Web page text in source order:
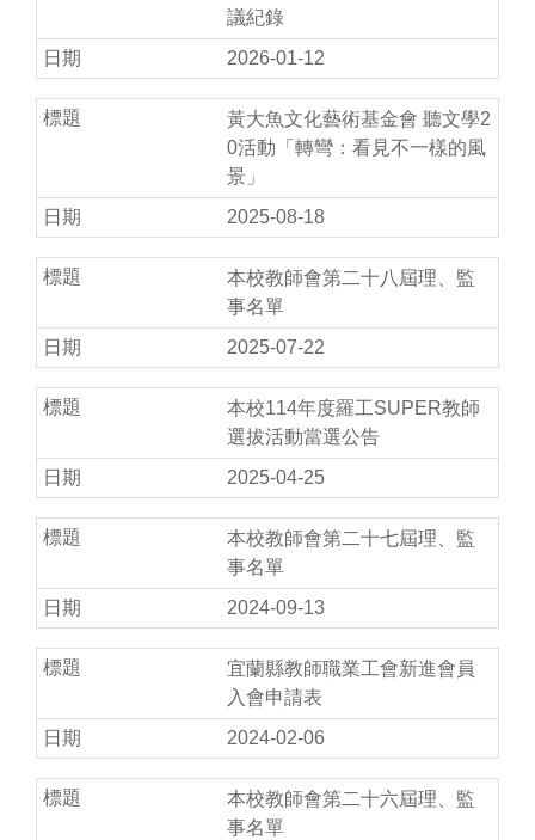
議紀錄
2026-01-12
黃大魚文化藝術基金會 聽文學2
0活動「轉彎：看見不一樣的風
景」
2025-08-18
本校教師會第二十八屆理、監
事名單
2025-07-22
本校114年度羅工SUPER教師
選拔活動當選公告
2025-04-25
本校教師會第二十七屆理、監
事名單
2024-09-13
宜蘭縣教師職業工會新進會員
入會申請表
2024-02-06
本校教師會第二十六屆理、監
事名單